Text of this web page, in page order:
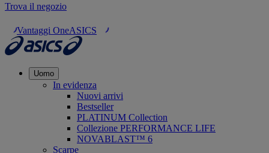
Trova il negozio
Vantaggi OneASICS
Uomo
In evidenza
Nuovi arrivi
Bestseller
PLATINUM Collection
Collezione PERFORMANCE LIFE
NOVABLAST™ 6
Scarpe